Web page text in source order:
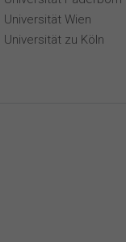
Universität Wien
Universität zu Köln